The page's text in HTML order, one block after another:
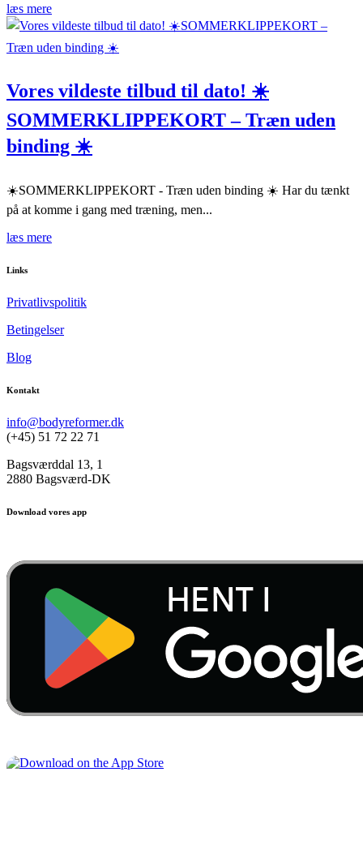
læs mere
Vores vildeste tilbud til dato! ☀️
SOMMERKLIPPEKORT – Træn uden
binding ☀️
☀️SOMMERKLIPPEKORT - Træn uden binding ☀️ Har du tænkt
på at komme i gang med træning, men...
læs mere
Links
Privatlivspolitik
Betingelser
Blog
Kontakt
info@bodyreformer.dk
(+45) 51 72 22 71
Bagsværddal 13, 1
2880 Bagsværd-DK
Download vores app